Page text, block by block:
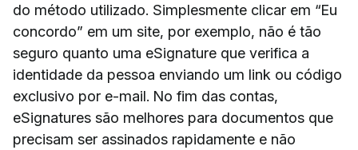
do método utilizado. Simplesmente clicar em “Eu
concordo” em um site, por exemplo, não é tão
seguro quanto uma eSignature que verifica a
identidade da pessoa enviando um link ou código
exclusivo por e-mail. No fim das contas,
eSignatures são melhores para documentos que
precisam ser assinados rapidamente e não